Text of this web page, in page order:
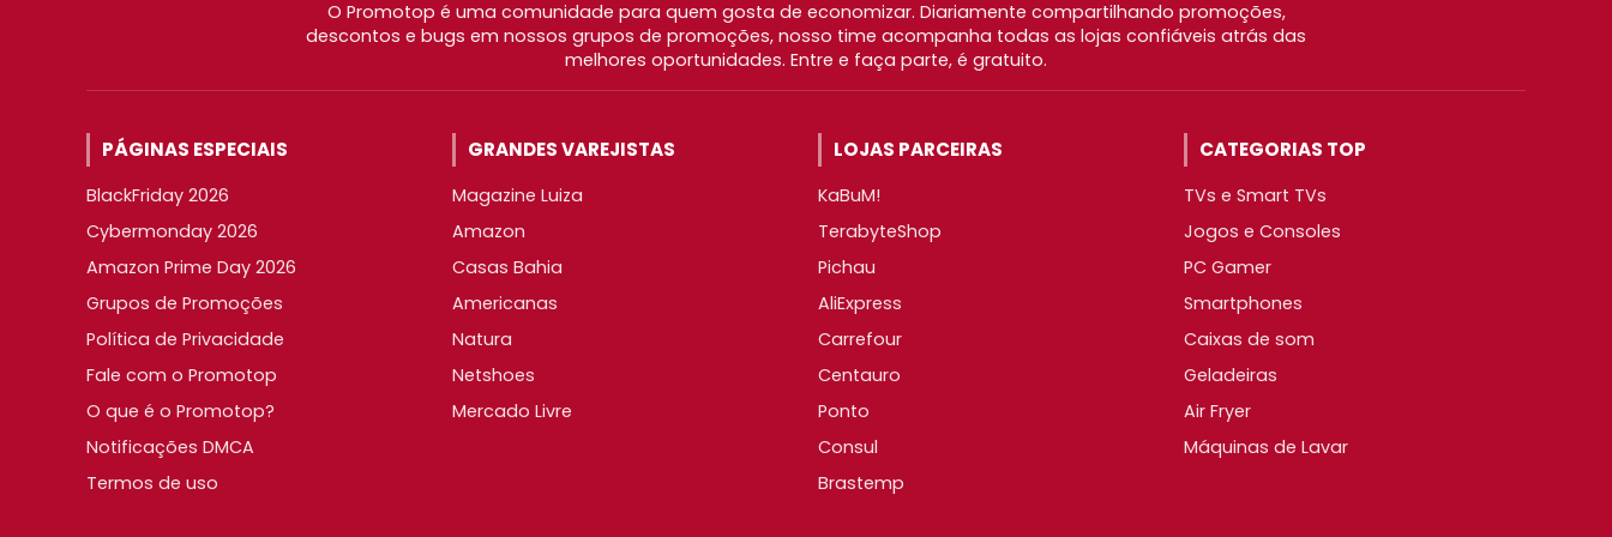
O Promotop é uma comunidade para quem gosta de economizar. Diariamente compartilhando promoções,
descontos e bugs em nossos grupos de promoções, nosso time acompanha todas as lojas confiáveis atrás das
melhores oportunidades. Entre e faça parte, é gratuito.
PÁGINAS ESPECIAIS
BlackFriday 2026
Cybermonday 2026
Amazon Prime Day 2026
Grupos de Promoções
Política de Privacidade
Fale com o Promotop
O que é o Promotop?
Notificações DMCA
Termos de uso
GRANDES VAREJISTAS
Magazine Luiza
Amazon
Casas Bahia
Americanas
Natura
Netshoes
Mercado Livre
LOJAS PARCEIRAS
KaBuM!
TerabyteShop
Pichau
AliExpress
Carrefour
Centauro
Ponto
Consul
Brastemp
CATEGORIAS TOP
TVs e Smart TVs
Jogos e Consoles
PC Gamer
Smartphones
Caixas de som
Geladeiras
Air Fryer
Máquinas de Lavar